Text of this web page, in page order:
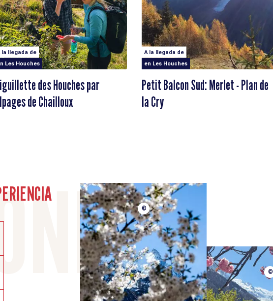
la llegada de
Les Houches
des Houches par
de Chailloux
A la llegada de
en Les Houches
Petit Balcon Sud: Merlet - Plan de
la Cry
©
©